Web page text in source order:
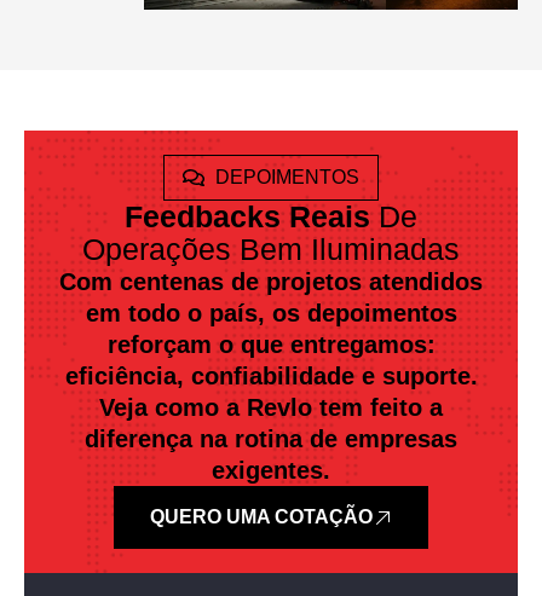
DEPOIMENTOS
Feedbacks ReaisDe
Operações Bem Iluminadas
Com centenas de projetos atendidos
em todo o país, os depoimentos
reforçam o que entregamos:
eficiência, confiabilidade e suporte.
Veja como a Revlo tem feito a
diferença na rotina de empresas
exigentes.
QUERO UMA COTAÇÃO